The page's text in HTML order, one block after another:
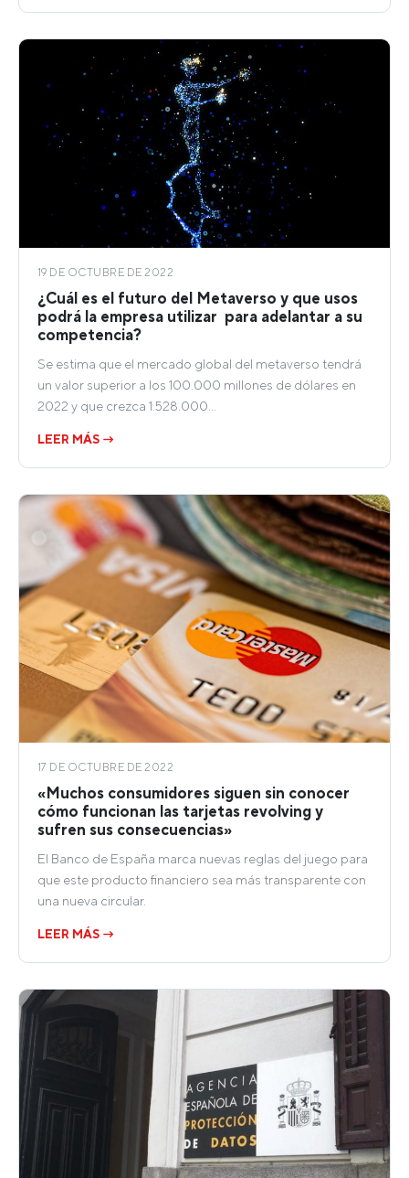
19 DE OCTUBRE DE 2022
¿Cuál es el futuro del Metaverso y que usos
podrá la empresa utilizar para adelantar a su
competencia?
Se estima que el mercado global del metaverso tendrá
un valor superior a los 100.000 millones de dólares en
2022 y que crezca 1.528.000…
LEER MÁS →
17 DE OCTUBRE DE 2022
«Muchos consumidores siguen sin conocer
cómo funcionan las tarjetas revolving y
sufren sus consecuencias»
El Banco de España marca nuevas reglas del juego para
que este producto financiero sea más transparente con
una nueva circular.
LEER MÁS →